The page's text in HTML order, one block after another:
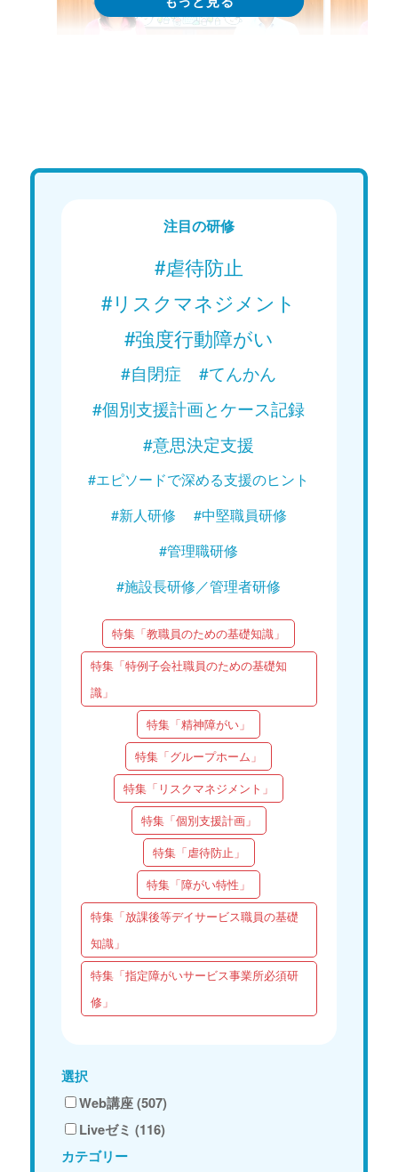
現在
注目の研修
#虐待防止
#リスクマネジメント
#強度行動障がい
#自閉症
#てんかん
#個別支援計画とケース記録
#意思決定支援
#エピソードで深める支援のヒント
#新人研修
#中堅職員研修
#管理職研修
#施設長研修／管理者研修
特集「教職員のための基礎知識」
特集「特例子会社職員のための基礎知
識」
特集「精神障がい」
特集「グループホーム」
特集「リスクマネジメント」
特集「個別支援計画」
特集「虐待防止」
特集「障がい特性」
特集「放課後等デイサービス職員の基礎
知識」
特集「指定障がいサービス事業所必須研
修」
選択
Web講座 (507)
Liveゼミ (116)
カテゴリー